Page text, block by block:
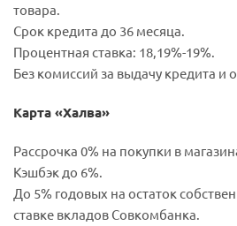
товара.
Срок кредита до 36 месяца.
Процентная ставка: 18,19%-19%.
Без комиссий за выдачу кредита и
Карта «Халва»
Рассрочка 0% на покупки в
Кэшбэк до 6%.
До 5% годовых на остаток
ставке вкладов Совкомбанка.